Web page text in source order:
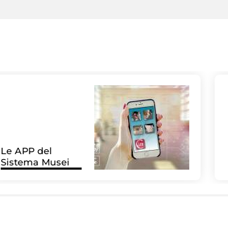
Le APP del
Sistema Musei